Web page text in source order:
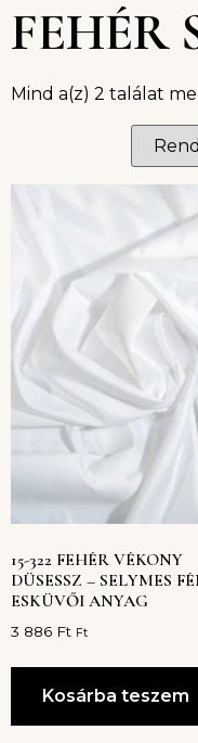
FEHÉR
Mind a(z) 2 találat
15-322 FEHÉR VÉKONY
DÜSESSZ – SELYMES
ESKÜVŐI ANYAG
3 886 Ft Ft
Kosárba teszem